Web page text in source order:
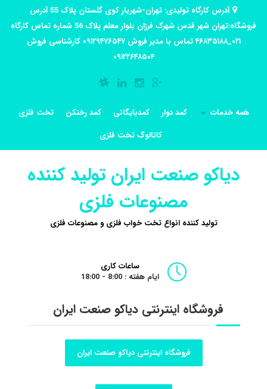
آدرس کارگاه تولیدی: تهران-شهریار کوی گلستان پلاک 55 آدرس
فروشگاه:تهران شهر قدس شهرک فرزان بلوار معلم پلاک 56 شماره تماس کارگاه
۰۲۱_۴۶۸۳۵۱۸۸ تماس با مدیر فروش ۰۹۱۲۹۴۷۶۵۴۷ کارشناسی فروش
۰۹۱۲۲۶۴۸۵۰۴
همه خدمات کمد دوار کمدبایگانی کمد رختکن
تخت فلزی
کاتالوگ تخت فلزی
دیاکو صنعت ایران تولید کننده
مصنوعات فلزی
تولید کننده انواع تخت خواب فلزی و مصنوعات فلزی
ساعات کاری
ایام هفته : 8:00 - 18:00
فروشگاه اینترنتی دیاکو صنعت ایران
فروشگاه اینترنتی دیاکو صنعت ایران